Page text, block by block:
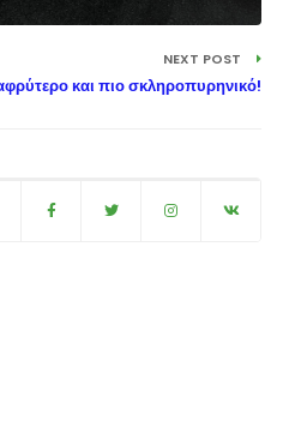
NEXT POST
και πιο σκληροπυρηνικό!